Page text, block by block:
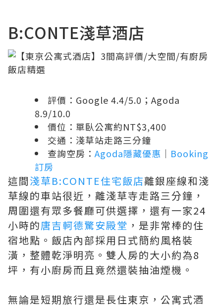
B:CONTE淺草酒店
評價：Google 4.4/5.0；Agoda
8.9/10.0
價位：單臥公寓約NT$3,400
交通：淺草站走路三分鐘
查詢空房： Agoda隱藏優惠 ｜ Booking
訂房
這間淺草B:CONTE住宅飯店離銀座線和淺
草線的車站很近，離淺草寺走路三分鐘，
周圍還有眾多餐廳可供選擇，還有一家24
小時的唐吉軻德驚安殿堂 ，是非常棒的住
宿地點。飯店內部採用日式簡約風格裝
潢，整體乾淨明亮。雙人房的大小約為8
坪，有小廚房而且竟然還裝抽油煙機。
無論是短期旅行還是長住東京，公寓式酒